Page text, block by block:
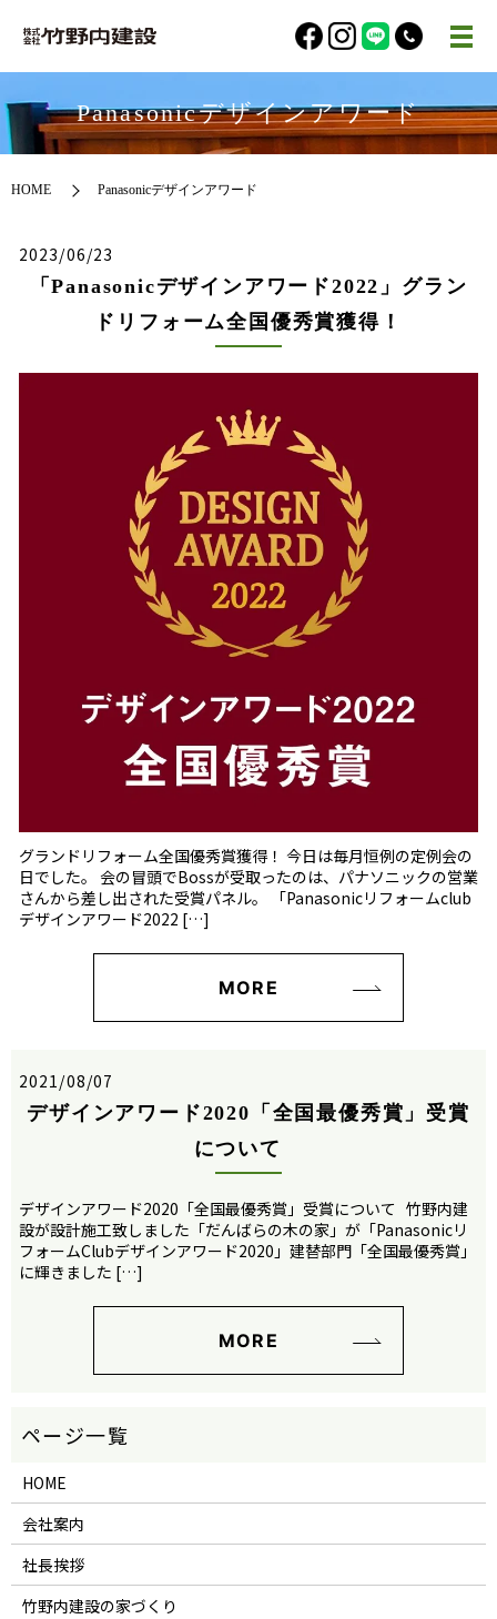
Panasonicデザインアワード
HOME Panasonicデザインアワード
2023/06/23
「Panasonicデザインアワード2022」グラン
ドリフォーム全国優秀賞獲得！
グランドリフォーム全国優秀賞獲得！ 今日は毎月恒例の定例会の
日でした。 会の冒頭でBossが受取ったのは、パナソニックの営業
さんから差し出された受賞パネル。 「Panasonicリフォームclub
デザインアワード2022 […]
MORE
2021/08/07
デザインアワード2020「全国最優秀賞」受賞
について
デザインアワード2020「全国最優秀賞」受賞について 竹野内建
設が設計施工致しました「だんばらの木の家」が「Panasonicリ
フォームClubデザインアワード2020」建替部門「全国最優秀賞」
に輝きました […]
MORE
HOME
会社案内
社長挨拶
竹野内建設の家づくり